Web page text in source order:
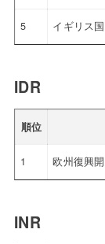
5 イギリス
IDR
順位
1 欧州復興
INR